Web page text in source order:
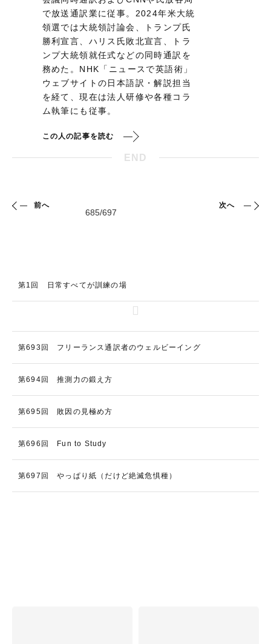
で放送通訳業に従事。2024年米大統
領選では大統領討論会、トランプ氏
勝利宣言、ハリス氏敗北宣言、トラ
ンプ大統領就任式などの同時通訳を
務めた。NHK「ニュースで英語術」
ウェブサイトの日本語訳・解説担当
を経て、現在は法人研修や各種コラ
ム執筆にも従事。
この人の記事を読む
END
前へ 次へ
第1回 日常すべてが訓練の場
第693回 フリーランス通訳者のウェルビーイング
第694回 推測力の鍛え方
第695回 敗因の見極め方
第696回 Fun to Study
第697回 やっぱり紙（だけど絶滅危惧種）